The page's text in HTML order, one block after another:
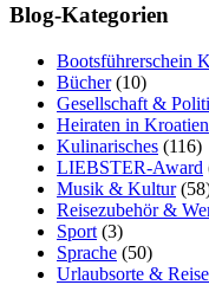
Blog-Kategorien
Bootsführerschein
Bücher(10)
Gesellschaft &
Heiraten in Kroatien
Kulinarisches (116)
LIEBSTER-Award
Musik & Kultur
Reisezubehör &
Sport (3)
Sprache (50)
Urlaubsorte &